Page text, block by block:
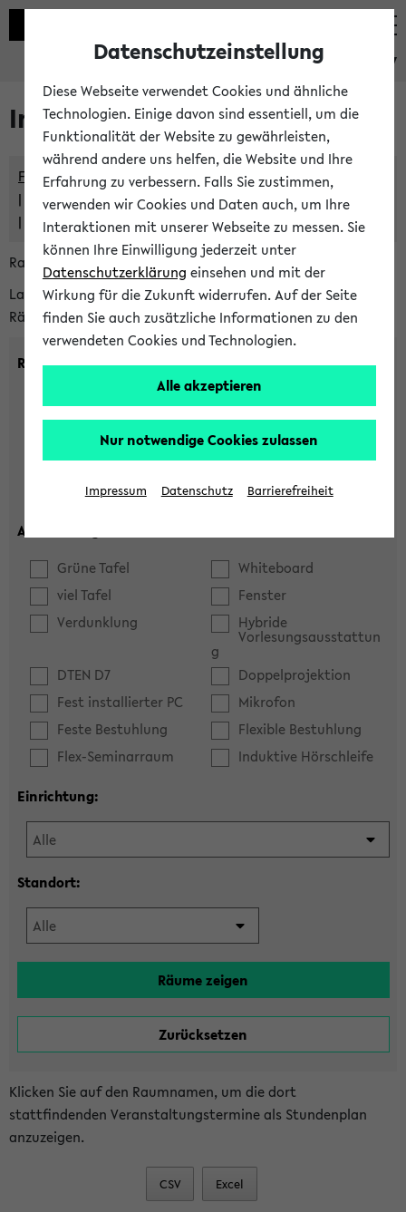
eKVV
Im eKVV verwaltete Räume
Freie Räume und Veranstaltungsüberschneidungen
Raumüberschneidungen
Hinweise der zentralen Raumvergabe
Raumanfragen:
raumvergabe@uni-bielefeld.de
Lassen Sie sich alle Räume anzeigen oder suchen Sie nach
Räumen mit bestimmten Eigenschaften:
Raumkriterien:
max. Plätze:
Ausstattung:
Grüne Tafel
Whiteboard
viel Tafel
Fenster
Verdunklung
Hybride
Vorlesungsausstattun
g
DTEN D7
Doppelprojektion
Fest installierter PC
Mikrofon
Feste Bestuhlung
Flexible Bestuhlung
Flex-Seminarraum
Induktive Hörschleife
Einrichtung:
Standort:
Klicken Sie auf den Raumnamen, um die dort
stattfindenden Veranstaltungstermine als Stundenplan
anzuzeigen.
CSV Excel
Datenschutzeinstellung
Diese Webseite verwendet Cookies und ähnliche
Technologien. Einige davon sind essentiell, um die
Funktionalität der Website zu gewährleisten,
während andere uns helfen, die Website und Ihre
Erfahrung zu verbessern. Falls Sie zustimmen,
verwenden wir Cookies und Daten auch, um Ihre
Interaktionen mit unserer Webseite zu messen. Sie
können Ihre Einwilligung jederzeit unter
Datenschutzerklärung einsehen und mit der
Wirkung für die Zukunft widerrufen. Auf der Seite
finden Sie auch zusätzliche Informationen zu den
verwendeten Cookies und Technologien.
Alle akzeptieren
Nur notwendige Cookies zulassen
Impressum Datenschutz Barrierefreiheit